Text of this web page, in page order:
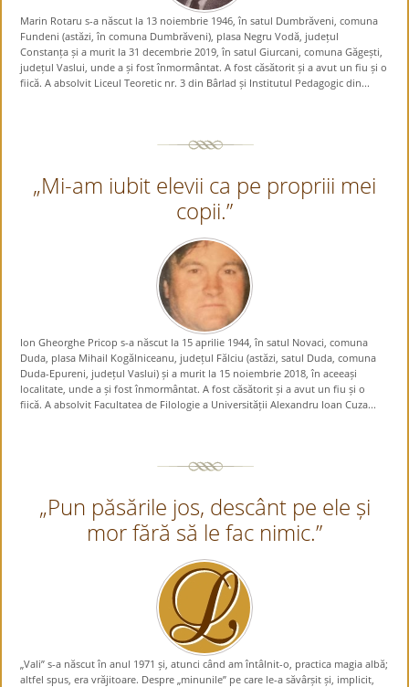
Marin Rotaru s-a născut la 13 noiembrie 1946, în satul Dumbrăveni, comuna
Fundeni (astăzi, în comuna Dumbrăveni), plasa Negru Vodă, județul
Constanța și a murit la 31 decembrie 2019, în satul Giurcani, comuna Găgești,
județul Vaslui, unde a și fost înmormântat. A fost căsătorit și a avut un fiu și o
fiică. A absolvit Liceul Teoretic nr. 3 din Bârlad și Institutul Pedagogic din...
„Mi-am iubit elevii ca pe propriii mei
copii.”
Ion Gheorghe Pricop s-a născut la 15 aprilie 1944, în satul Novaci, comuna
Duda, plasa Mihail Kogălniceanu, județul Fălciu (astăzi, satul Duda, comuna
Duda-Epureni, județul Vaslui) și a murit la 15 noiembrie 2018, în aceeași
localitate, unde a și fost înmormântat. A fost căsătorit și a avut un fiu și o
fiică. A absolvit Facultatea de Filologie a Universității Alexandru Ioan Cuza...
„Pun păsările jos, descânt pe ele și
mor fără să le fac nimic.”
„Vali” s-a născut în anul 1971 și, atunci când am întâlnit-o, practica magia albă;
altfel spus, era vrăjitoare. Despre „minunile” pe care le-a săvârșit și, implicit,